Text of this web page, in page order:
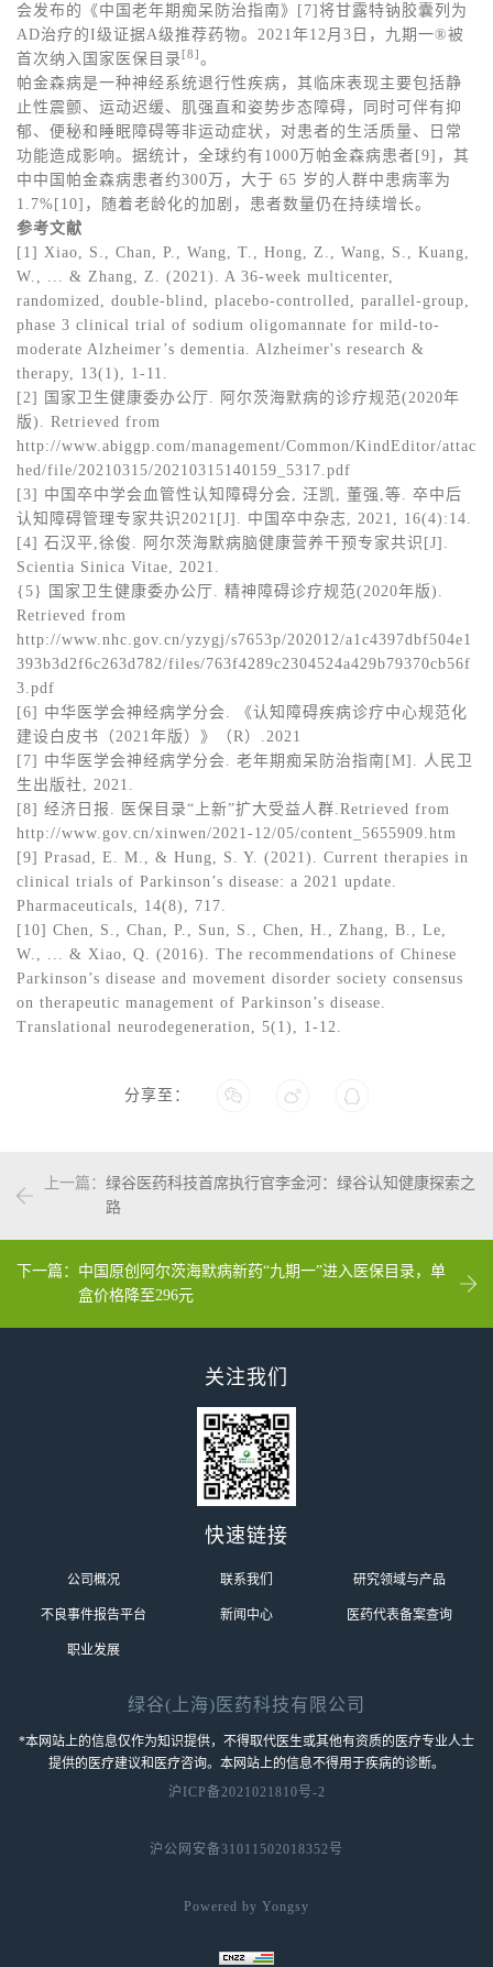
会发布的《中国老年期痴呆防治指南》[7]将甘露特钠胶囊列为
AD治疗的I级证据A级推荐药物。2021年12月3日，九期一®被
首次纳入国家医保目录 [8] 。
帕金森病是一种神经系统退行性疾病，其临床表现主要包括静
止性震颤、运动迟缓、肌强直和姿势步态障碍，同时可伴有抑
郁、便秘和睡眠障碍等非运动症状，对患者的生活质量、日常
功能造成影响。据统计，全球约有1000万帕金森病患者[9]，其
中中国帕金森病患者约300万，大于 65 岁的人群中患病率为
1.7%[10]，随着老龄化的加剧，患者数量仍在持续增长。
参考文献
[1] Xiao, S., Chan, P., Wang, T., Hong, Z., Wang, S., Kuang,
W., ... & Zhang, Z. (2021). A 36-week multicenter,
randomized, double-blind, placebo-controlled, parallel-group,
phase 3 clinical trial of sodium oligomannate for mild-to-
moderate Alzheimer’s dementia. Alzheimer's research &
therapy, 13(1), 1-11.
[2] 国家卫生健康委办公厅. 阿尔茨海默病的诊疗规范(2020年
版). Retrieved from
http://www.abiggp.com/management/Common/KindEditor/attac
hed/file/20210315/20210315140159_5317.pdf
[3] 中国卒中学会血管性认知障碍分会, 汪凯, 董强,等. 卒中后
认知障碍管理专家共识2021[J]. 中国卒中杂志, 2021, 16(4):14.
[4] 石汉平,徐俊. 阿尔茨海默病脑健康营养干预专家共识[J].
Scientia Sinica Vitae, 2021.
{5} 国家卫生健康委办公厅. 精神障碍诊疗规范(2020年版).
Retrieved from
http://www.nhc.gov.cn/yzygj/s7653p/202012/a1c4397dbf504e1
393b3d2f6c263d782/files/763f4289c2304524a429b79370cb56f
3.pdf
[6] 中华医学会神经病学分会. 《认知障碍疾病诊疗中心规范化
建设白皮书（2021年版）》（R）.2021
[7] 中华医学会神经病学分会. 老年期痴呆防治指南[M]. 人民卫
生出版社, 2021.
[8] 经济日报. 医保目录“上新”扩大受益人群.Retrieved from
http://www.gov.cn/xinwen/2021-12/05/content_5655909.htm
[9] Prasad, E. M., & Hung, S. Y. (2021). Current therapies in
clinical trials of Parkinson’s disease: a 2021 update.
Pharmaceuticals, 14(8), 717.
[10] Chen, S., Chan, P., Sun, S., Chen, H., Zhang, B., Le,
W., ... & Xiao, Q. (2016). The recommendations of Chinese
Parkinson’s disease and movement disorder society consensus
on therapeutic management of Parkinson’s disease.
Translational neurodegeneration, 5(1), 1-12.
分享至：
上一篇： 绿谷医药科技首席执行官李金河：绿谷认知健康探索之
路
下一篇： 中国原创阿尔茨海默病新药“九期一”进入医保目录，单
盒价格降至296元
关注我们
快速链接
公司概况 联系我们 研究领域与产品
不良事件报告平台 新闻中心 医药代表备案查询
职业发展
绿谷(上海)医药科技有限公司
*本网站上的信息仅作为知识提供，不得取代医生或其他有资质的医疗专业人士
提供的医疗建议和医疗咨询。本网站上的信息不得用于疾病的诊断。
沪ICP备2021021810号-2
沪公网安备31011502018352号
Powered by Yongsy